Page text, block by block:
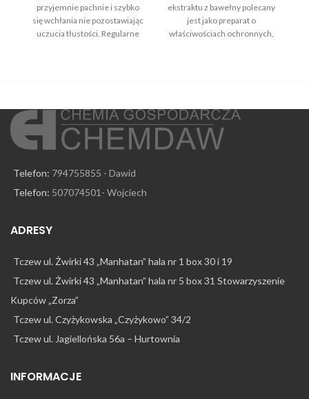
przyjemnie pachnie i szybko
się wchłania nie pozostawiając
uczucia tłustości. Regularne
ekstraktu z bawełny polecany
jest jako preparat o
właściwościach ochronnych,
pierzchnięcie skóry dłoni,
która staje się delikatna i
elastyczna.
Telefon: 794755855 - Dawid
Telefon: 507074501- Wojciech
ADRESY
Tczew ul. Żwirki 43 „Manhatan” hala nr 1 box 30 i 19
Tczew ul. Żwirki 43 „Manhatan” hala nr 5 box 31 Stowarzyszenie
Kupców „Zorza”
Tczew ul. Czyżykowska „Czyżykowo” 34/2
Tczew ul. Jagiellońska 56a – Hurtownia
INFORMACJE